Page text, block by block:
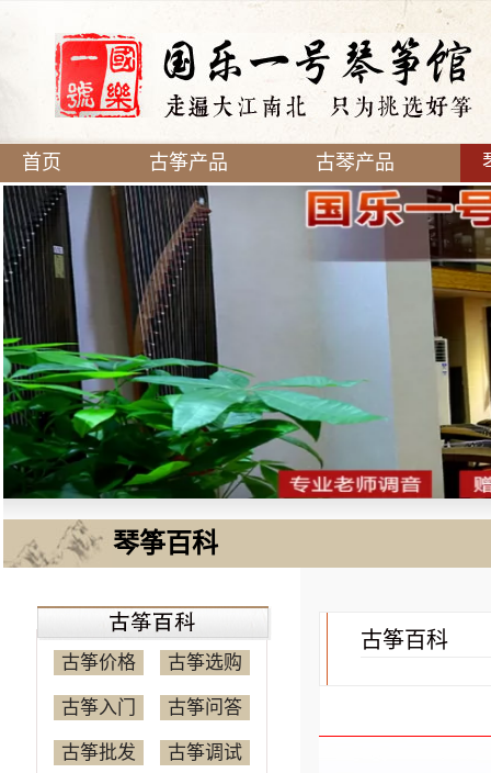
首页 古筝产品 古琴产品
琴筝百科
古筝价格 古筝选购
古筝入门 古筝问答
古筝批发 古筝调试
古筝百科